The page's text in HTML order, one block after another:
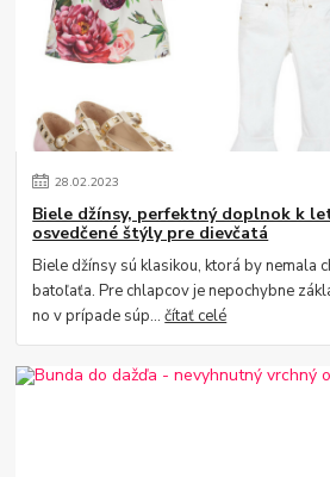
28.02.2023
Biele džínsy, perfektný doplnok k
osvedčené štýly pre dievčatá
Biele džínsy sú klasikou, ktorá by nemala
batoľaťa. Pre chlapcov je nepochybne
no v prípade súp...čítať celé